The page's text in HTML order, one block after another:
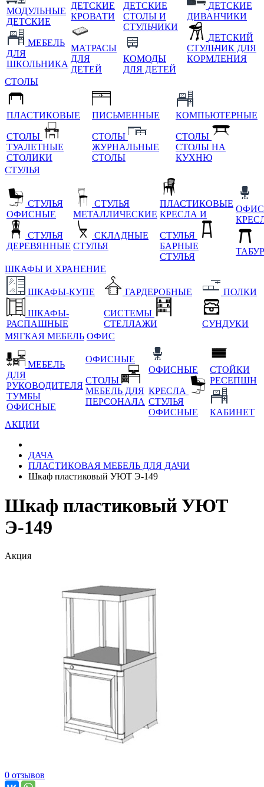
МОДУЛЬНЫЕ
ДЕТСКИЕ
МЕБЕЛЬ
ДЛЯ
ШКОЛЬНИКА
ДЕТСКИЕ
КРОВАТИ
МАТРАСЫ
ДЛЯ
ДЕТЕЙ
ДЕТСКИЕ
СТОЛЫ И
СТУЛЬЧИКИ
КОМОДЫ
ДЛЯ ДЕТЕЙ
ДЕТСКИЕ
ДИВАНЧИКИ
ДЕТСКИЙ
СТУЛЬЧИК ДЛЯ
КОРМЛЕНИЯ
СТОЛЫ
ПЛАСТИКОВЫЕ
СТОЛЫ
ТУАЛЕТНЫЕ
СТОЛИКИ
ПИСЬМЕННЫЕ
СТОЛЫ
ЖУРНАЛЬНЫЕ
СТОЛЫ
КОМПЬЮТЕРНЫЕ
СТОЛЫ
СТОЛЫ НА
КУХНЮ
СТУЛЬЯ
СТУЛЬЯ
ОФИСНЫЕ
СТУЛЬЯ
ДЕРЕВЯННЫЕ
СТУЛЬЯ
МЕТАЛЛИЧЕСКИЕ
СКЛАДНЫЕ
СТУЛЬЯ
ПЛАСТИКОВЫЕ
КРЕСЛА И
СТУЛЬЯ
БАРНЫЕ
СТУЛЬЯ
ШКАФЫ И ХРАНЕНИЕ
ШКАФЫ-КУПЕ
ШКАФЫ-
РАСПАШНЫЕ
ГАРДЕРОБНЫЕ
СИСТЕМЫ
СТЕЛЛАЖИ
ПОЛКИ
СУНДУКИ
МЯГКАЯ МЕБЕЛЬ ОФИС
МЕБЕЛЬ
ДЛЯ
РУКОВОДИТЕЛЯ
ТУМБЫ
ОФИСНЫЕ
ОФИСНЫЕ
СТОЛЫ
МЕБЕЛЬ ДЛЯ
ПЕРСОНАЛА
ОФИСНЫЕ
КРЕСЛА
СТУЛЬЯ
ОФИСНЫЕ
СТОЙКИ
РЕСЕПШН
КАБИНЕТ
АКЦИИ
ДАЧА
ПЛАСТИКОВАЯ МЕБЕЛЬ ДЛЯ ДАЧИ
Шкаф пластиковый УЮТ Э-149
Шкаф пластиковый УЮТ
Э-149
Акция
0 отзывов